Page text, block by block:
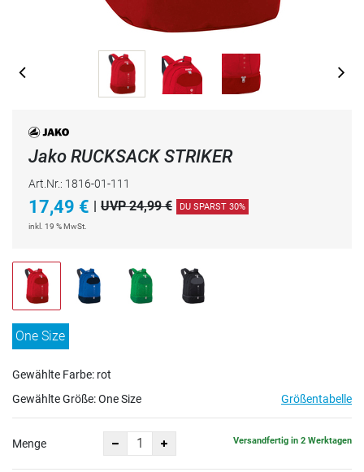
Jako RUCKSACK STRIKER
Art.Nr.: 1816-01-111
17,49 € UVP 24,99 € DU SPARST 30%
inkl. 19 % MwSt.
One Size
Gewählte Farbe: rot
Gewählte Größe:One Size Größentabelle
Menge Versandfertig in 2 Werktagen